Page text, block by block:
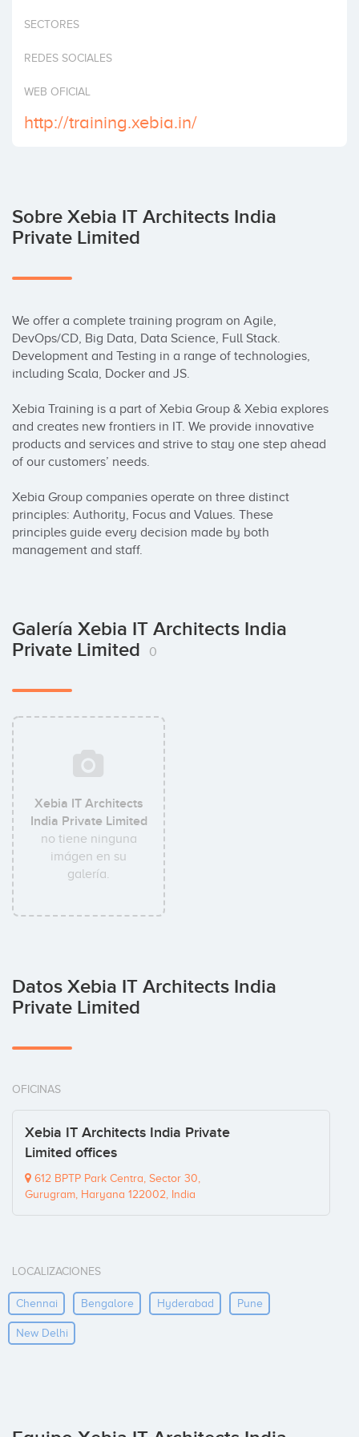
SECTORES
REDES SOCIALES
WEB OFICIAL
http://training.xebia.in/
Sobre Xebia IT Architects India
Private Limited
We offer a complete training program on Agile,
DevOps/CD, Big Data, Data Science, Full Stack.
Development and Testing in a range of technologies,
including Scala, Docker and JS.
Xebia Training is a part of Xebia Group & Xebia explores
and creates new frontiers in IT. We provide innovative
products and services and strive to stay one step ahead
of our customers’ needs.
Xebia Group companies operate on three distinct
principles: Authority, Focus and Values. These
principles guide every decision made by both
management and staff.
Galería Xebia IT Architects India
Private Limited
0
Xebia IT Architects
India Private Limited
no tiene ninguna
imágen en su
galería.
Datos Xebia IT Architects India
Private Limited
OFICINAS
Xebia IT Architects India Private
Limited offices
612 BPTP Park Centra, Sector 30,
Gurugram, Haryana 122002, India
LOCALIZACIONES
Chennai Bengalore Hyderabad Pune
New Delhi